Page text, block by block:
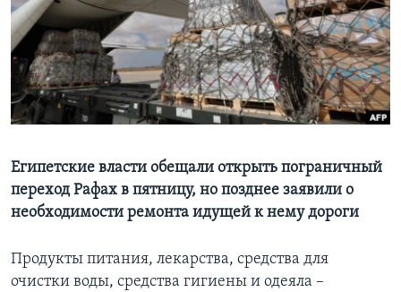
Learning English
СОЦИАЛЬНЫЕ СЕТИ
Языки
Египетские власти обещали открыть пограничный
переход Рафах в пятницу, но позднее заявили о
необходимости ремонта идущей к нему дороги
Продукты питания, лекарства, средства для
очистки воды, средства гигиены и одеяла –